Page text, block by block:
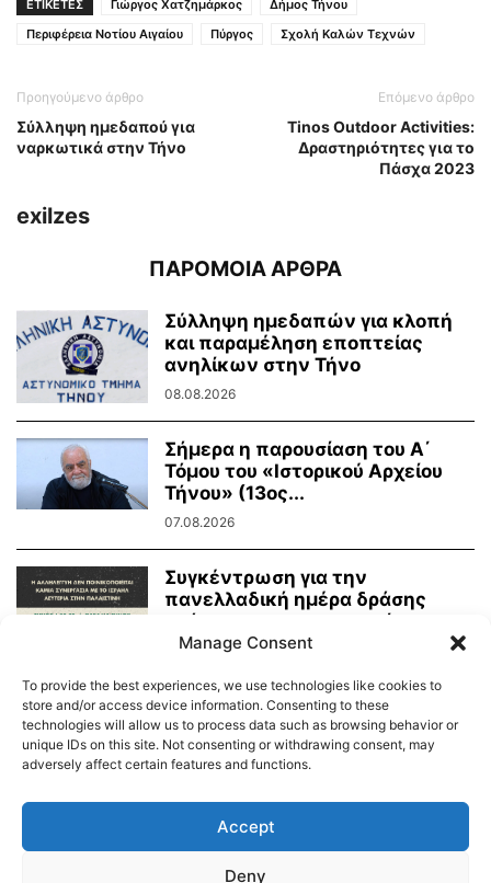
ΕΤΙΚΕΤΕΣ Γιώργος Χατζημάρκος
Δήμος Τήνου
Περιφέρεια Νοτίου Αιγαίου
Πύργος Σχολή Καλών Τεχνών
Προηγούμενο άρθρο
Σύλληψη ημεδαπού για
ναρκωτικά στην Τήνο
Επόμενο άρθρο
Tinos Outdoor Activities:
Δραστηριότητες για το
Πάσχα 2023
exilzes
ΠΑΡΟΜΟΙΑ ΑΡΘΡΑ
Σύλληψη ημεδαπών για κλοπή
και παραμέληση εποπτείας
ανηλίκων στην Τήνο
08.08.2026
Σήμερα η παρουσίαση του Α΄
Τόμου του «Ιστορικού Αρχείου
Τήνου» (13ος...
07.08.2026
Συγκέντρωση για την
πανελλαδική ημέρα δράσης
ενάντια στην γενοκτονία στην
Παλαιστίνη
Δημοτικό Λιμενικό Ταμείο Τήνου – Άνδρου
Manage Consent
To provide the best experiences, we use technologies like cookies to
store and/or access device information. Consenting to these
technologies will allow us to process data such as browsing behavior or
unique IDs on this site. Not consenting or withdrawing consent, may
adversely affect certain features and functions.
Accept
Deny